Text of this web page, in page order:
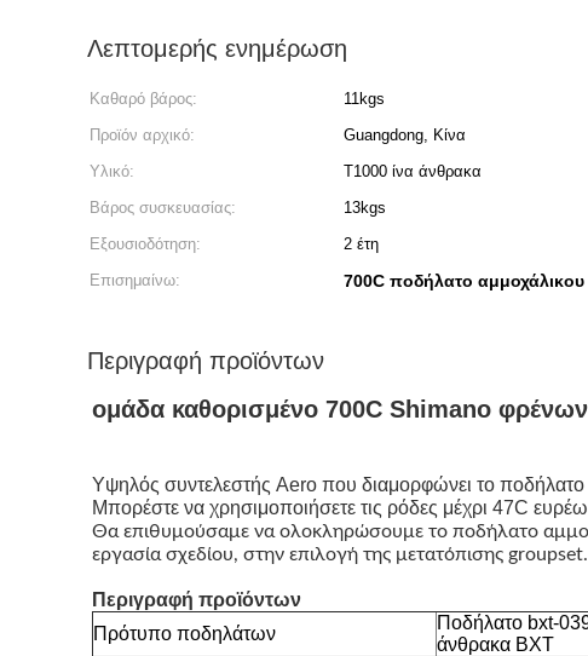
Λεπτομερής ενημέρωση
Καθαρό βάρος: 11kgs
Προϊόν αρχικό:
Guangdong, Κίνα
Υλικό:
T1000 ίνα άνθρακα
Βάρος συσκευασίας:
13kgs
Εξουσιοδότηση:
2 έτη
Επισημαίνω:
700C ποδήλατο
Περιγραφή προϊόντων
ομάδα καθορισμένο 700C Shimano
Υψηλός συντελεστής Aero που διαμορφώνει το
Μπορέστε να χρησιμοποιήσετε τις ρόδες μέχρι 47C
Θα επιθυμούσαμε να ολοκληρώσουμε το ποδήλατο
εργασία σχεδίου, στην επιλογή της μετατόπισης groupset.
Περιγραφή προϊόντων
Πρότυπο ποδηλάτων
Ποδήλατο bxt-
άνθρακα BXT